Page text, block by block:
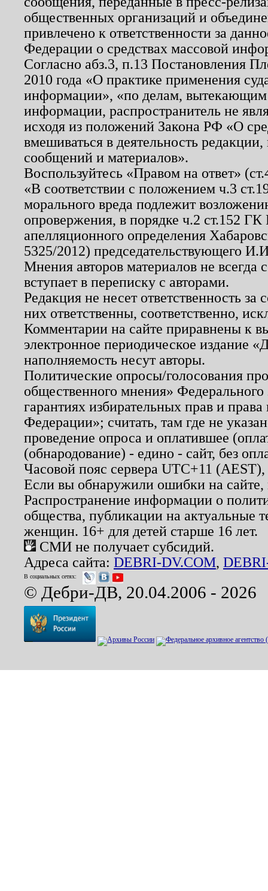
общественных организаций и
привлечено к ответственности за
Федерации о средствах массовой
Согласно абз.3, п.13 Постановления
2010 года «О практике применения
информации», «по делам, вытекающим
информации, распространитель не
исходя из положений Закона РФ «О
вмешиваться в деятельность
сообщений и материалов».
Воспользуйтесь «Правом на ответ»
«В соответствии с положением ч.3
морального вреда подлежит
опровержения, в порядке ч.2 ст.152
апелляционного определения
5325/2012) председательствующего
Мнения авторов материалов не
вступает в переписку с авторами.
Редакция не несет ответственность
них ответственны, соответственно,
Комментарии на сайте приравнены к
электронное периодическое издание
наполняемость несут авторы.
Политические опросы/голосования
общественного мнения»
гарантиях избирательных прав и
Федерации»; считать, там где не
проведение опроса и оплатившее
(обнародование) - едино - сайт, без
Часовой пояс сервера UTC+11
Если вы обнаружили ошибки на
Распространение информации о
общества, публикации на актуальные
женщин. 16+ для детей старше 16 лет.
СМИ не получает субсидий.
Адреса сайта: DEBRI-DV.COM,
В социальных сетях:
© Дебри-ДВ, 20.04.2006 - 2026